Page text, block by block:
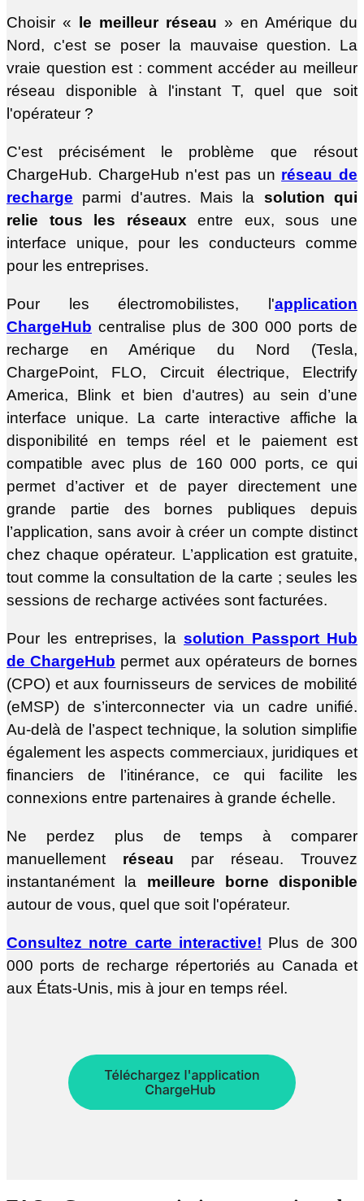
Choisir « le meilleur réseau » en Amérique du
Nord, c'est se poser la mauvaise question. La
vraie question est : comment accéder au meilleur
réseau disponible à l'instant T, quel que soit
l'opérateur ?
C'est précisément le problème que résout
ChargeHub. ChargeHub n'est pas un réseau de
recharge parmi d'autres. Mais la solution qui
relie tous les réseauxentre eux, sous une
interface unique, pour les conducteurs comme
pour les entreprises.
Pour les électromobilistes, l'application
ChargeHub centralise plus de 300 000 ports de
recharge en Amérique du Nord (Tesla,
ChargePoint, FLO, Circuit électrique, Electrify
America, Blink et bien d'autres) au sein d’une
interface unique. La carte interactive affiche la
disponibilité en temps réel et le paiement est
compatible avec plus de 160 000 ports, ce qui
permet d’activer et de payer directement une
grande partie des bornes publiques depuis
l’application, sans avoir à créer un compte distinct
chez chaque opérateur. L’application est gratuite,
tout comme la consultation de la carte ; seules les
sessions de recharge activées sont facturées.
Pour les entreprises, la solution Passport Hub
de ChargeHub permet aux opérateurs de bornes
(CPO) et aux fournisseurs de services de mobilité
(eMSP) de s’interconnecter via un cadre unifié.
Au-delà de l’aspect technique, la solution simplifie
également les aspects commerciaux, juridiques et
financiers de l’itinérance, ce qui facilite les
connexions entre partenaires à grande échelle.
Ne perdez plus de temps à comparer
manuellement réseau par réseau. Trouvez
instantanément la meilleure borne disponible
autour de vous, quel que soit l'opérateur.
Consultez notre carte interactive! Plus de 300
000 ports de recharge répertoriés au Canada et
aux États-Unis, mis à jour en temps réel.